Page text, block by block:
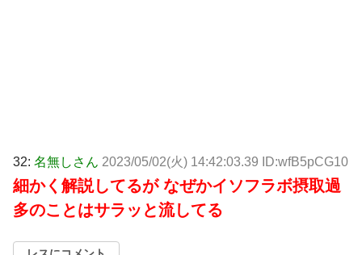
32: 名無しさん 2023/05/02(火) 14:42:03.39 ID:wfB5pCG10
細かく解説してるが なぜかイソフラボ摂取過
多のことはサラッと流してる